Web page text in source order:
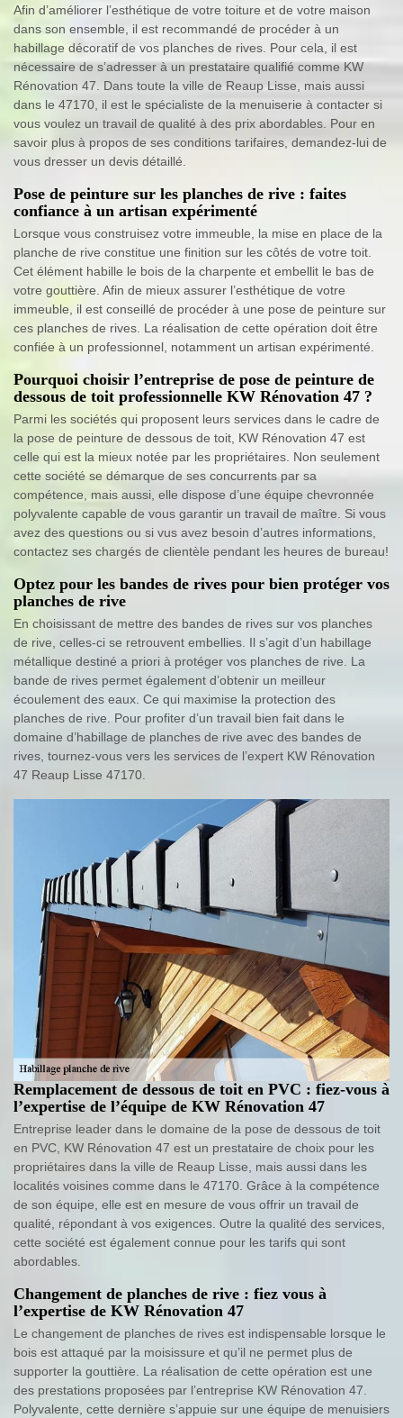
Afin d’améliorer l’esthétique de votre toiture et de votre maison
dans son ensemble, il est recommandé de procéder à un
habillage décoratif de vos planches de rives. Pour cela, il est
nécessaire de s’adresser à un prestataire qualifié comme KW
Rénovation 47. Dans toute la ville de Reaup Lisse, mais aussi
dans le 47170, il est le spécialiste de la menuiserie à contacter si
vous voulez un travail de qualité à des prix abordables. Pour en
savoir plus à propos de ses conditions tarifaires, demandez-lui de
vous dresser un devis détaillé.
Pose de peinture sur les planches de rive : faites
confiance à un artisan expérimenté
Lorsque vous construisez votre immeuble, la mise en place de la
planche de rive constitue une finition sur les côtés de votre toit.
Cet élément habille le bois de la charpente et embellit le bas de
votre gouttière. Afin de mieux assurer l’esthétique de votre
immeuble, il est conseillé de procéder à une pose de peinture sur
ces planches de rives. La réalisation de cette opération doit être
confiée à un professionnel, notamment un artisan expérimenté.
Pourquoi choisir l’entreprise de pose de peinture de
dessous de toit professionnelle KW Rénovation 47 ?
Parmi les sociétés qui proposent leurs services dans le cadre de
la pose de peinture de dessous de toit, KW Rénovation 47 est
celle qui est la mieux notée par les propriétaires. Non seulement
cette société se démarque de ses concurrents par sa
compétence, mais aussi, elle dispose d’une équipe chevronnée
polyvalente capable de vous garantir un travail de maître. Si vous
avez des questions ou si vus avez besoin d’autres informations,
contactez ses chargés de clientèle pendant les heures de bureau!
Optez pour les bandes de rives pour bien protéger vos
planches de rive
En choisissant de mettre des bandes de rives sur vos planches
de rive, celles-ci se retrouvent embellies. Il s’agit d’un habillage
métallique destiné a priori à protéger vos planches de rive. La
bande de rives permet également d’obtenir un meilleur
écoulement des eaux. Ce qui maximise la protection des
planches de rive. Pour profiter d’un travail bien fait dans le
domaine d’habillage de planches de rive avec des bandes de
rives, tournez-vous vers les services de l’expert KW Rénovation
47 Reaup Lisse 47170.
Remplacement de dessous de toit en PVC : fiez-vous à
l’expertise de l’équipe de KW Rénovation 47
Entreprise leader dans le domaine de la pose de dessous de toit
en PVC, KW Rénovation 47 est un prestataire de choix pour les
propriétaires dans la ville de Reaup Lisse, mais aussi dans les
localités voisines comme dans le 47170. Grâce à la compétence
de son équipe, elle est en mesure de vous offrir un travail de
qualité, répondant à vos exigences. Outre la qualité des services,
cette société est également connue pour les tarifs qui sont
abordables.
Changement de planches de rive : fiez vous à
l’expertise de KW Rénovation 47
Le changement de planches de rives est indispensable lorsque le
bois est attaqué par la moisissure et qu’il ne permet plus de
supporter la gouttière. La réalisation de cette opération est une
des prestations proposées par l’entreprise KW Rénovation 47.
Polyvalente, cette dernière s’appuie sur une équipe de menuisiers